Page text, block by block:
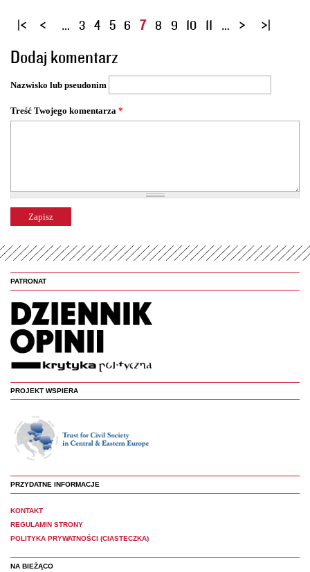
S
r
o
n
y
… 3 4 5 6 7 8 9 10 11 …
Dodaj komentarz
Nazwisko lub pseudonim
Treść Twojego komentarza *
PATRONAT
PROJEKT WSPIERA
PRZYDATNE INFORMACJE
KONTAKT
REGULAMIN STRONY
POLITYKA PRYWATNOŚCI (CIASTECZKA)
NA BIEŻĄCO